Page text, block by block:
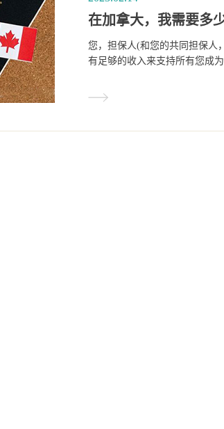
您，担保人(和您的共同担保人
有足够的收入来支持所有您成
证明您在申请日期之前的3个纳